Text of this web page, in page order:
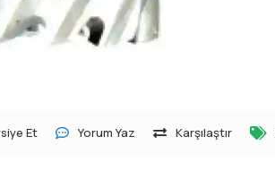
Et Yorum Yaz Karşılaştır